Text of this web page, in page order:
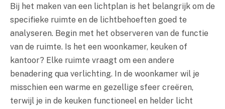
Bij het maken van een lichtplan is het belangrijk om de
specifieke ruimte en de lichtbehoeften goed te
analyseren. Begin met het observeren van de functie
van de ruimte. Is het een woonkamer, keuken of
kantoor? Elke ruimte vraagt om een andere
benadering qua verlichting. In de woonkamer wil je
misschien een warme en gezellige sfeer creëren,
terwijl je in de keuken functioneel en helder licht